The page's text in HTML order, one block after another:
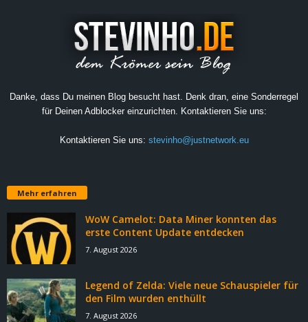
Danke, dass Du meinen Blog besucht hast. Denk dran, eine Sonderregel
für Deinen Adblocker einzurichten. Kontaktieren Sie uns:
Kontaktieren Sie uns: stevinho@justnetwork.eu
Mehr erfahren
WoW Camelot: Data Miner konnten das
erste Content Update entdecken
7. August 2026
Legend of Zelda: Viele neue Schauspieler für
den Film wurden enthüllt
7. August 2026